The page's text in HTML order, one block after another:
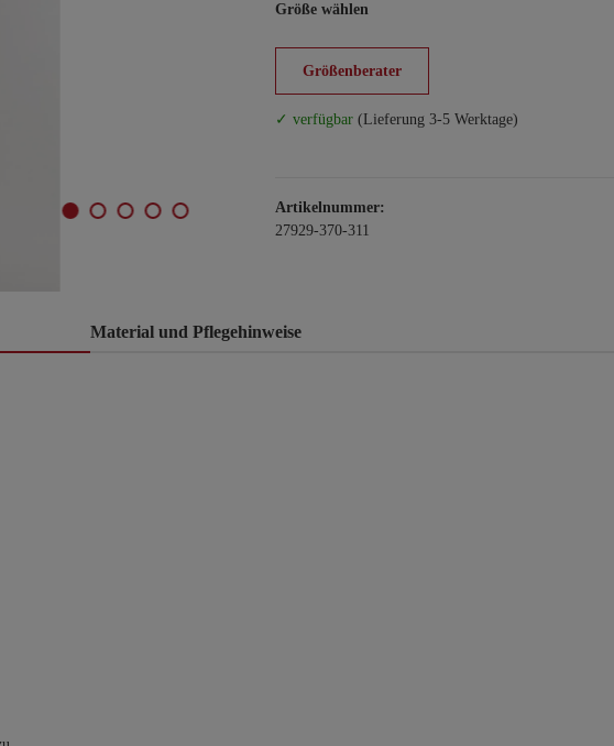
Größe wählen
Größenberater
✓ verfügbar (Lieferung 3-5 Werktage)
Artikelnummer:
27929-370-311
Material und Pflegehinweise